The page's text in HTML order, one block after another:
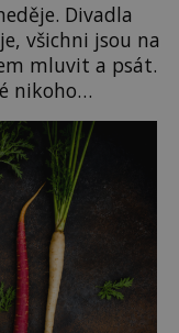
Divadla
všichni jsou na
mluvit a psát.
nikoho
spojovaná
známe už
Češi […]